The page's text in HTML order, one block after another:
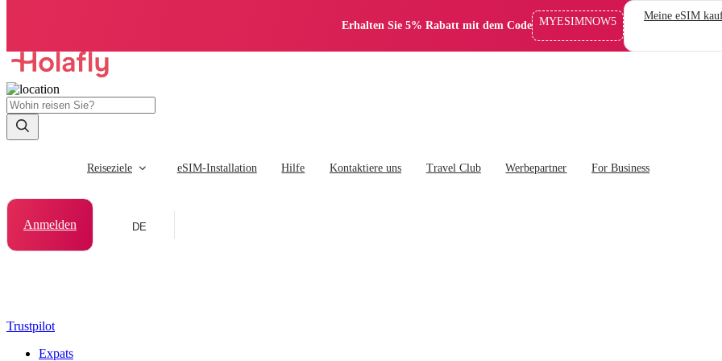
Erhalten Sie 5% Rabatt mit dem Code MYESIMNOW5 Meine eSIM
Reiseziele eSIM-Installation Hilfe Kontaktiere uns Travel Club Werbepartner For Business
Anmelden DE
Trustpilot
Expats